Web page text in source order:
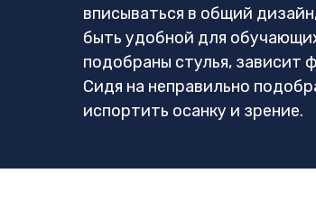
вписываться в общий
быть удобной для
подобраны стулья, зависит
Сидя на неправильно
испортить осанку и зрение.